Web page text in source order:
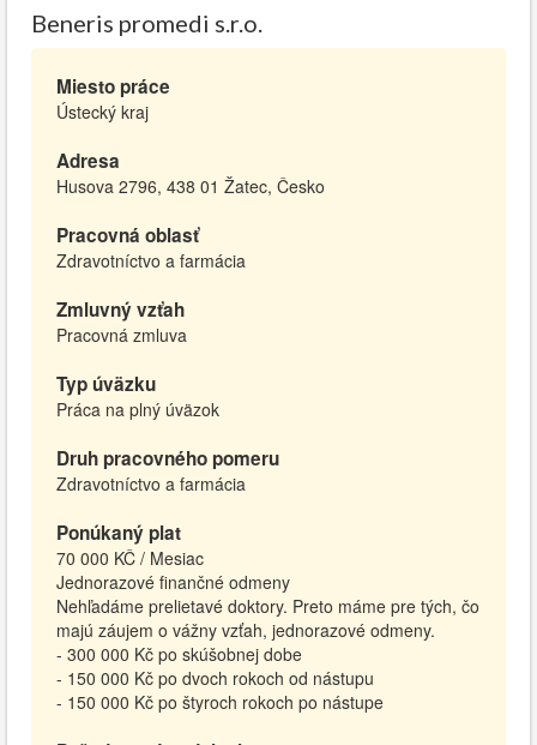
Beneris promedi s.r.o.
Miesto práce
Ústecký kraj
Adresa
Husova 2796, 438 01 Žatec, Česko
Pracovná oblasť
Zdravotníctvo a farmácia
Zmluvný vzťah
Pracovná zmluva
Typ úväzku
Práca na plný úväzok
Druh pracovného pomeru
Zdravotníctvo a farmácia
Ponúkaný plat
70 000 KČ / Mesiac
Jednorazové finančné odmeny
Nehľadáme prelietavé doktory. Preto máme pre tých, čo
majú záujem o vážny vzťah, jednorazové odmeny.
- 300 000 Kč po skúšobnej dobe
- 150 000 Kč po dvoch rokoch od nástupu
- 150 000 Kč po štyroch rokoch po nástupe